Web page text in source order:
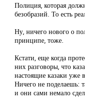
Полиция, которая
безобразий. То есть
Ну, ничего нового о
принципе, тоже.
Кстати, еще когда
них разговоры, что
настоящие казаки уже
Ничего не поделаешь:
и они сами немало